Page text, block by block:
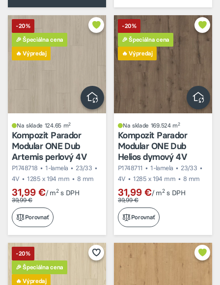
-20%
🎉 Špeciálna cena
🔥 Výpredaj
Porovnať
Na sklade 124.65 m2
Kompozit Parador
Modular ONE Dub
Artemis perlový 4V
P1748718 1-lamela
23/33
4V
1285 x 194 mm 8 mm
31,99 €
39,99 €
/ m2s DPH
-20%
🎉 Špeciálna cena
🔥 Výpredaj
Porovnať
Na sklade 169.524 m2
Kompozit Parador
Modular ONE Dub
Helios dymový 4V
P1748711 1-lamela
23/33
4V
1285 x 194 mm 8 mm
31,99 €
39,99 €
/ m2s DPH
-20%
🎉 Špeciálna cena
🔥 Výpredaj